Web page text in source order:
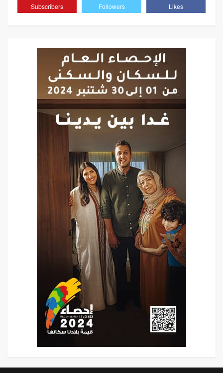
Likes
Followers
Subscribers